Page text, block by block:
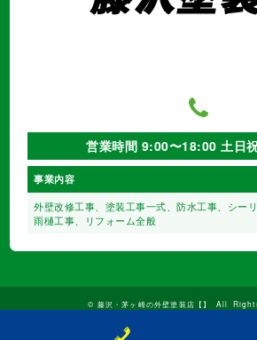
営業時間 9:00〜18:00 土日
事業内容
外壁改修工事、塗装工事⼀式、防水工事、シーリ
雨樋工事、
リフォーム全般
© 藤沢・茅ヶ崎の外壁塗装店【】 All